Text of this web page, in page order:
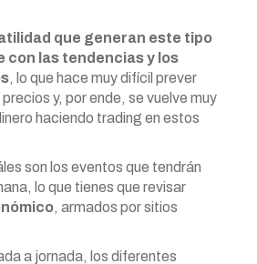
que generan este tipo
con las tendencias y los
, lo que hace muy difícil prever
y, por ende, se vuelve muy
haciendo trading en estos
son los eventos que tendrán
lo que tienes que revisar
, armados por sitios
a jornada, los diferentes